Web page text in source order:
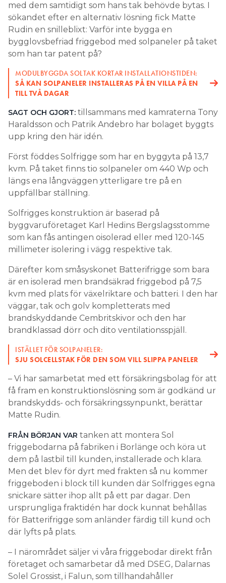
med dem samtidigt som hans tak behövde bytas. I
sökandet efter en alternativ lösning fick Matte
Rudin en snilleblixt: Varför inte bygga en
bygglovsbefriad friggebod med solpaneler på taket
som han tar patent på?
MODULBYGGDA SOLTAK KORTAR INSTALLATIONSTIDEN:
SÅ KAN SOLPANELER INSTALLERAS PÅ EN VILLA PÅ EN
TILL TVÅ DAGAR
SAGT OCH GJORT: tillsammans med kamraterna Tony
Haraldsson och Patrik Andebro har bolaget byggts
upp kring den här idén.
Först föddes Solfrigge som har en byggyta på 13,7
kvm. På taket finns tio solpaneler om 440 Wp och
längs ena långväggen ytterligare tre på en
uppfällbar ställning.
Solfrigges konstruktion är baserad på
byggvaruföretaget Karl Hedins Bergslagsstomme
som kan fås antingen oisolerad eller med 120-145
millimeter isolering i vägg respektive tak.
Därefter kom småsyskonet Batterifrigge som bara
är en isolerad men brandsäkrad friggebod på 7,5
kvm med plats för växelriktare och batteri. I den har
väggar, tak och golv kompletterats med
brandskyddande Cembritskivor och den har
brandklassad dörr och dito ventilationsspjäll.
ISTÄLLET FÖR SOLPANELER:
SJU SOLCELLSTAK FÖR DEN SOM VILL SLIPPA PANELER
– Vi har samarbetat med ett försäkringsbolag för att
få fram en konstruktionslösning som är godkänd ur
brandskydds- och försäkringssynpunkt, berättar
Matte Rudin.
FRÅN BÖRJAN VAR tanken att montera Sol
friggebodarna på fabriken i Borlänge och köra ut
dem på lastbil till kunden, installerade och klara.
Men det blev för dyrt med frakten så nu kommer
friggeboden i block till kunden där Solfrigges egna
snickare sätter ihop allt på ett par dagar. Den
ursprungliga fraktidén har dock kunnat behållas
för Batterifrigge som anländer färdig till kund och
där lyfts på plats.
– I närområdet säljer vi våra friggebodar direkt från
företaget och samarbetar då med DSEG, Dalarnas
Solel Grossist, i Falun, som tillhandahåller